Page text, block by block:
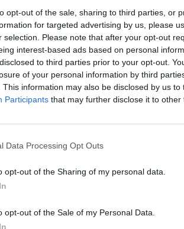
opt-out of the sale, sharing to third parties, or
for targeted advertising by us, please
selection. Please note that after your opt-out
interest-based ads based on personal
to third parties prior to your opt-out.
of your personal information by third
This information may also be disclosed by us
Participants that may further disclose it to other
Data Processing Opt Outs
opt-out of the Sharing of my personal data.
opt-out of the Sale of my Personal Data.
a far discutere. Dopo l’esonero
l’ha conosciuta bene, nel bene e
testata portogheseO Jogo
e orgoglio personale.
del fallimento diAmorima Old